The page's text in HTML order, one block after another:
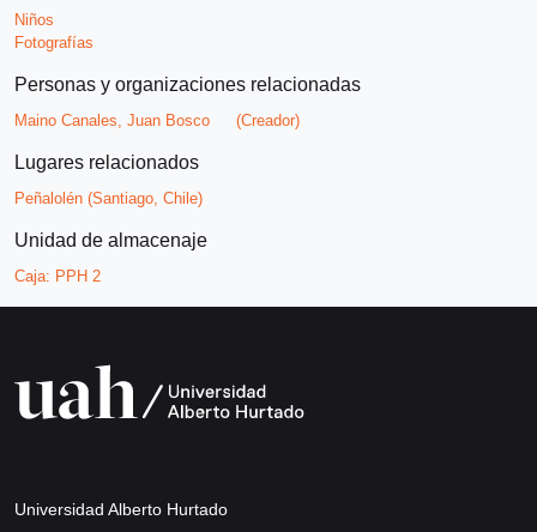
Niños
Fotografías
Personas y organizaciones relacionadas
Maino Canales, Juan Bosco (Creador)
Lugares relacionados
Peñalolén (Santiago, Chile)
Unidad de almacenaje
Caja: PPH 2
Universidad Alberto Hurtado